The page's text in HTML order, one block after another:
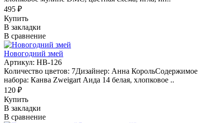
495 ₽
Купить
В закладки
В сравнение
Новогодний змей
Артикул: НВ-126
Количество цветов: 7Дизайнер: Анна КорольСодержимое
набора: Канва Zweigart Аида 14 белая, хлопковое ..
120 ₽
Купить
В закладки
В сравнение